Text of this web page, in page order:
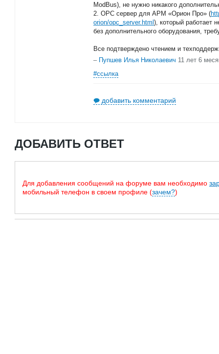
ModBus), не нужно никакого
2. OPC сервер для АРМ «Орион Про» (
orion/opc_server.html ), который работает
без дополнительного оборудования,
Все подтверждено чтением и
– Пупшев Илья Николаевич 11 лет 6
#ссылка
добавить комментарий
ДОБАВИТЬ ОТВЕТ
Для добавления сообщений на форуме вам необходимо
мобильный телефон в своем профиле (зачем?)